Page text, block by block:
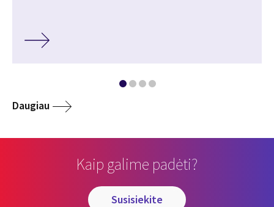
Daugiau
Kaip galime padėti?
susisiekite